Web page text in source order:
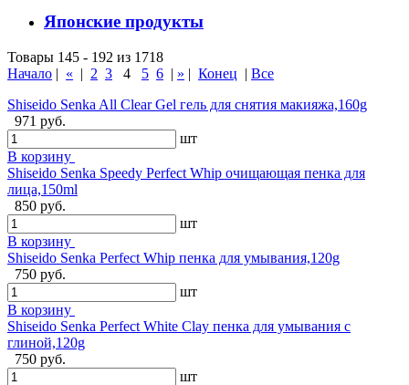
Японские продукты
Товары 145 - 192 из 1718
Начало | « | 2 3 4 5 6 | » | Конец | Все
Shiseido Senka All Clear Gel гель для снятия макияжа,160g
971 руб.
шт
В корзину
Shiseido Senka Speedy Perfect Whip очищающая пенка для
лица,150ml
850 руб.
шт
В корзину
Shiseido Senka Perfect Whip пенка для умывания,120g
750 руб.
шт
В корзину
Shiseido Senka Perfect White Clay пенка для умывания с
глиной,120g
750 руб.
шт